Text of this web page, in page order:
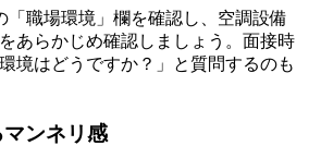
「職場環境」欄を確認し、空調設備
あらかじめ確認しましょう。面接時
境はどうですか？」と質問するのも
ンネリ感